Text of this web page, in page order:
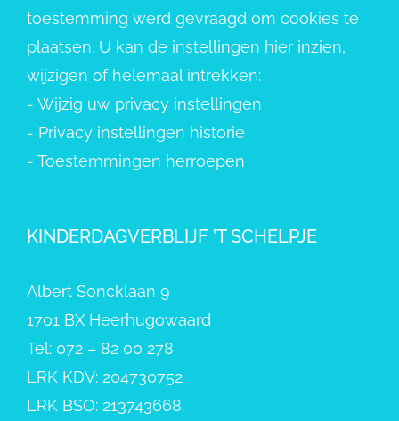
toestemming werd gevraagd om cookies te
plaatsen. U kan de instellingen hier inzien,
wijzigen of helemaal intrekken:
- Wijzig uw privacy instellingen
- Privacy instellingen historie
- Toestemmingen herroepen
KINDERDAGVERBLIJF ’T SCHELPJE
Albert Soncklaan 9
1701 BX Heerhugowaard
Tel: 072 – 82 00 278
LRK KDV: 204730752
LRK BSO: 213743668.